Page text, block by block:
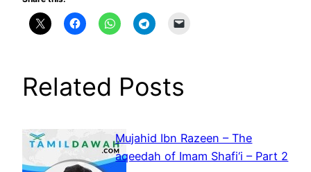
Related Posts
Mujahid Ibn Razeen – The
aqeedah of Imam Shafi‘i – Part 2